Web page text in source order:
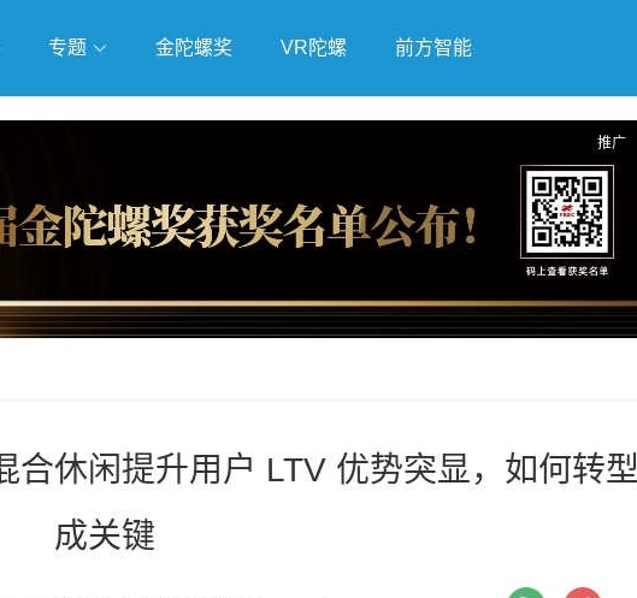
专题
武侠游戏 独立游戏 云游戏
金陀螺奖 VR陀螺 前方智能
推广
合休闲提升用户 LTV 优势突显，如何转型
成关键